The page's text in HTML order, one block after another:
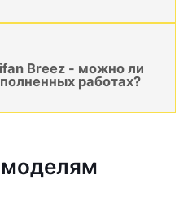
Breez - можно ли
работах?